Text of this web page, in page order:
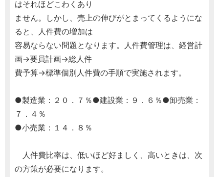
はそれほどこわくあり
ません。しかし、売上の伸びがとまってくるようにな
ると、人件費の増加は
容易ならない問題となります。人件費管理は、経営計
画→要員計画→総人件
費予算→標準個別人件費の手順で実施されます。
●製造業：２０．７％●建設業：９．６％●卸売業：
７．４％
●小売業：１４．８％
人件費比率は、低いほど好ましく、高いときは、次
の方策が必要になります。